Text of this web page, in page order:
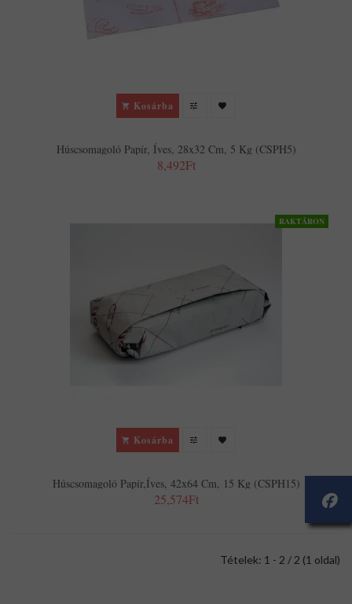
Kosárba
Húscsomagoló Papír, Íves, 28x32 Cm, 5 Kg (CSPH5)
8,492Ft
RAKTÁRON
Kosárba
Húscsomagoló Papír,íves, 42x64 Cm, 15 Kg (CSPH15)
25,574Ft
Tételek: 1 - 2 / 2 (1 oldal)